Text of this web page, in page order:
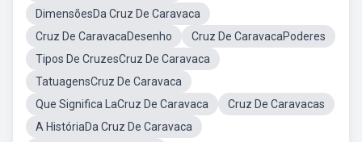
DimensõesDa Cruz De Caravaca
Cruz De CaravacaDesenho
Cruz De CaravacaPoderes
Tipos De CruzesCruz De Caravaca
TatuagensCruz De Caravaca
Que Significa LaCruz De Caravaca
Cruz De Caravacas
A HistóriaDa Cruz De Caravaca